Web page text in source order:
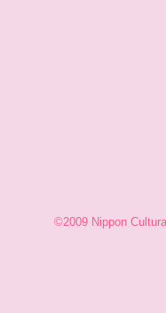
©2009 Nippon